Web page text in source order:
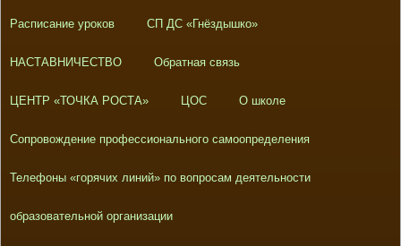
Расписание уроков СП ДС «Гнёздышко»
НАСТАВНИЧЕСТВО Обратная связь
ЦЕНТР «ТОЧКА РОСТА» ЦОС О школе
Сопровождение профессионального самоопределения
Телефоны «горячих линий» по вопросам деятельности
образовательной организации